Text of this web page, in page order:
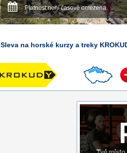
Platnost není časově omezena.
Sleva na horské kurzy a treky